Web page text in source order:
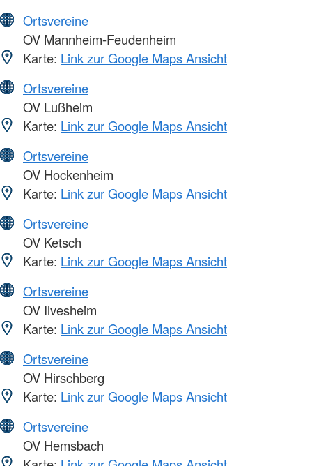
Ortsvereine
OV Mannheim-Feudenheim
Karte: Link zur Google Maps Ansicht
Ortsvereine
OV Lußheim
Karte: Link zur Google Maps Ansicht
Ortsvereine
OV Hockenheim
Karte: Link zur Google Maps Ansicht
Ortsvereine
OV Ketsch
Karte: Link zur Google Maps Ansicht
Ortsvereine
OV Ilvesheim
Karte: Link zur Google Maps Ansicht
Ortsvereine
OV Hirschberg
Karte: Link zur Google Maps Ansicht
Ortsvereine
OV Hemsbach